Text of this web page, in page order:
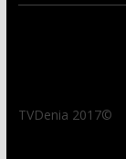
TVDenia 2017©